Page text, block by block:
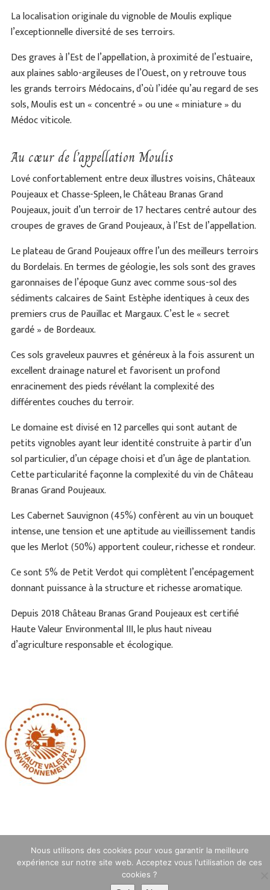
La localisation originale du vignoble de Moulis explique
l’exceptionnelle diversité de ses terroirs.
Des graves à l’Est de l’appellation, à proximité de l’estuaire,
aux plaines sablo-argileuses de l’Ouest, on y retrouve tous
les grands terroirs Médocains, d’où l’idée qu’au regard de ses
sols, Moulis est un « concentré » ou une « miniature » du
Médoc viticole.
Au cœur de l’appellation Moulis
Lové confortablement entre deux illustres voisins, Châteaux
Poujeaux et Chasse-Spleen, le Château Branas Grand
Poujeaux, jouit d’un terroir de 17 hectares centré autour des
croupes de graves de Grand Poujeaux, à l’Est de l’appellation.
Le plateau de Grand Poujeaux offre l’un des meilleurs terroirs
du Bordelais. En termes de géologie, les sols sont des graves
garonnaises de l’époque Gunz avec comme sous-sol des
sédiments calcaires de Saint Estèphe identiques à ceux des
premiers crus de Pauillac et Margaux. C’est le « secret
gardé » de Bordeaux.
Ces sols graveleux pauvres et généreux à la fois assurent un
excellent drainage naturel et favorisent un profond
enracinement des pieds révélant la complexité des
différentes couches du terroir.
Le domaine est divisé en 12 parcelles qui sont autant de
petits vignobles ayant leur identité construite à partir d’un
sol particulier, d’un cépage choisi et d’un âge de plantation.
Cette particularité façonne la complexité du vin de Château
Branas Grand Poujeaux.
Les Cabernet Sauvignon (45%) confèrent au vin un bouquet
intense, une tension et une aptitude au vieillissement tandis
que les Merlot (50%) apportent couleur, richesse et rondeur.
Ce sont 5% de Petit Verdot qui complètent l’encépagement
donnant puissance à la structure et richesse aromatique.
Depuis 2018 Château Branas Grand Poujeaux est certifié
Haute Valeur Environmental III, le plus haut niveau
d’agriculture responsable et écologique.
Nous utilisons des cookies pour vous garantir la meilleure
expérience sur notre site web. Acceptez vous l'utilisation de ces
cookies ?